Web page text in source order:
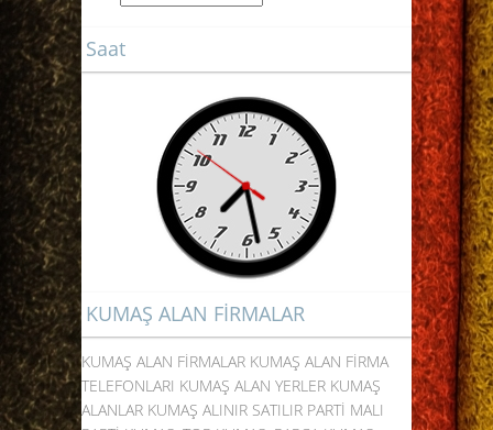
Saat
KUMAŞ ALAN FİRMALAR
KUMAŞ ALAN FİRMALAR KUMAŞ ALAN FİRMA
TELEFONLARI KUMAŞ ALAN YERLER KUMAŞ
ALANLAR KUMAŞ ALINIR SATILIR PARTİ MALI